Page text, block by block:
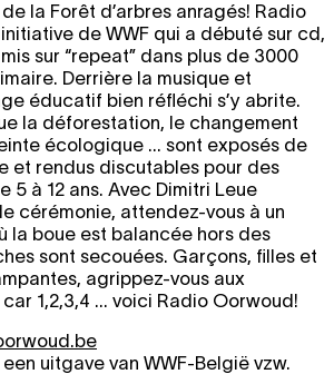
la Forêt d’arbres anragés! Radio
de WWF qui a débuté sur cd,
sur “repeat” dans plus de 3000
Derrière la musique et
éducatif bien réfléchi s’y abrite.
la déforestation, le changement
écologique ... sont exposés de
et rendus discutables pour des
5 à 12 ans. Avec Dimitri Leue
cérémonie, attendez-vous à un
la boue est balancée hors des
sont secouées. Garçons, filles et
agrippez-vous aux
1,2,3,4 ... voici Radio Oorwoud!
uitgave van WWF-België vzw.